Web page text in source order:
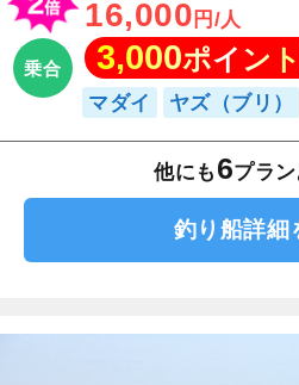
乗合
16,000 円/人
3,000ポイン
マダイ ヤズ（ブリ）
他にも 6プラ
釣り船詳細